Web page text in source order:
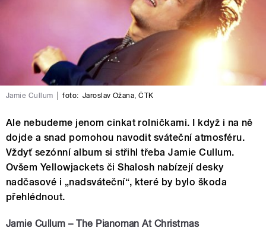
Jamie Cullum foto: Jaroslav Ožana,ČTK
Ale nebudeme jenom cinkat rolničkami. I když i na ně
dojde a snad pomohou navodit sváteční atmosféru.
Vždyť sezónní album si střihl třeba Jamie Cullum.
Ovšem Yellowjackets či Shalosh nabízejí desky
nadčasové i „nadsváteční“, které by bylo škoda
přehlédnout.
Jamie Cullum – The Pianoman At Christmas